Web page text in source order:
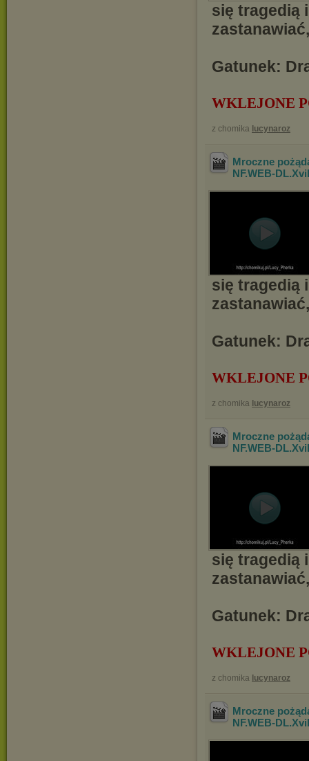
się tragedią
Gatunek:
WKLEJONE
z chomika lucynaroz
Mroczne
NF.WEB-
się tragedią
Gatunek:
WKLEJONE
z chomika lucynaroz
Mroczne
NF.WEB-
się tragedią
Gatunek:
WKLEJONE
z chomika lucynaroz
Mroczne
NF.WEB-